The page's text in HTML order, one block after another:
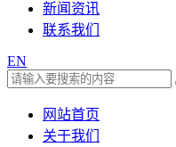
新闻资讯
联系我们
EN
网站首页
关于我们